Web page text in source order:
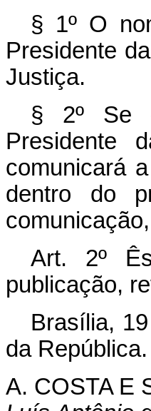
§ 1º O
Presidente
Justiça.
§ 2º Se
Presidente
comunicará
dentro do
Art. 2º
publicação,
Brasília,
da República.
A. COSTA E